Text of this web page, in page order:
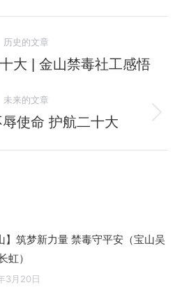
历史的文章
历
的
文
大 | 金山禁毒社工感悟
未来的文章
未
辱使命 护航二十大
】筑梦新力量 禁毒守平安（宝山吴
虹）
3月20日